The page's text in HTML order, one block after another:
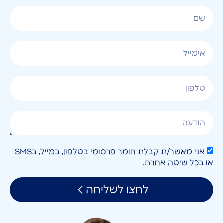
אני מאשר/ת קבלת חומר פרסומי בטלפון, במייל, בSMS
או בכל שיטה אחרת.
לחצו לשליחה